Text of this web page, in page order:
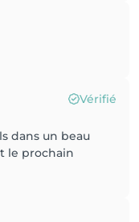
Vérifié
dans un beau
le prochain